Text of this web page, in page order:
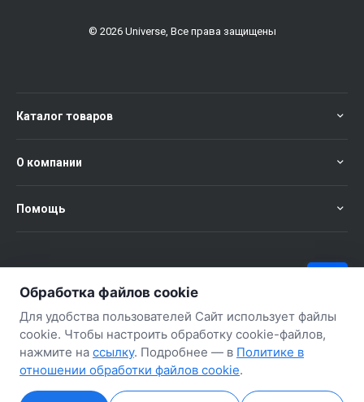
© 2026 Universe, Все права защищены
Каталог товаров
О компании
Помощь
+375 (29) 563-57-02
Обработка файлов cookie
Для удобства пользователей Сайт использует файлы
cookie. Чтобы настроить обработку cookie-файлов,
нажмите на ссылку. Подробнее — в Политике в
отношении обработки файлов cookie.